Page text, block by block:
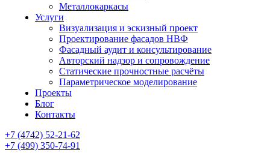
Металлокаркасы
Услуги
Визуализация и эскизный проект
Проектирование фасадов НВФ
Фасадный аудит и консультирование
Авторский надзор и сопровождение
Статические прочностные расчёты
Параметрическое моделирование
Проекты
Блог
Контакты
+7 (4742) 52-21-62
+7 (499) 350-74-91